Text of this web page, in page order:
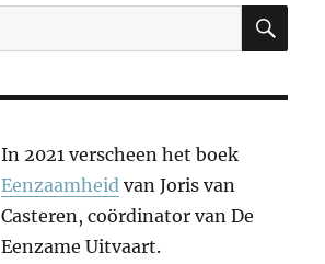
In 2021 verscheen het boek
Eenzaamheid van Joris van
Casteren, coördinator van De
Eenzame Uitvaart.